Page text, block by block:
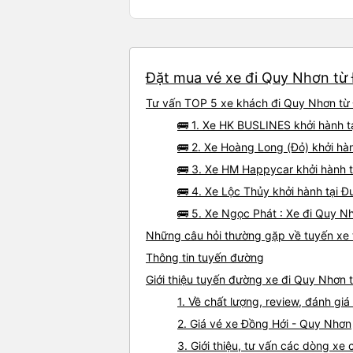
Đặt mua vé xe đi Quy Nhơn từ
Tư vấn TOP 5 xe khách đi Quy Nhơn
🚌 1. Xe HK BUSLINES khởi hành
🚌 2. Xe Hoàng Long (Đỏ) khởi
🚌 3. Xe HM Happycar khởi hành
🚌 4. Xe Lộc Thủy khởi hành tại
🚌 5. Xe Ngọc Phát : Xe đi Quy
Những câu hỏi thường gặp về tuyến
Thông tin tuyến đường
Giới thiệu tuyến đường xe đi Quy Nhơn
1. Về chất lượng, review, đánh
2. Giá vé xe Đồng Hới - Quy Nhơn
3. Giới thiệu, tư vấn các dòng xe